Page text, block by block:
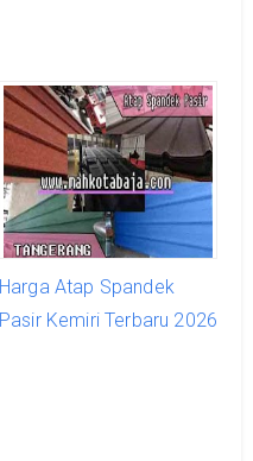
Harga Atap Spandek
Pasir Kemiri Terbaru 2026